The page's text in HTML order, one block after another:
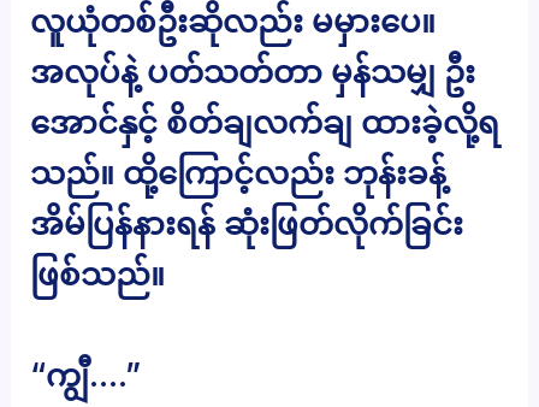
လူယုံတစ်ဦးဆိုလည်း မမှားပေ။
အလုပ်နဲ့ ပတ်သတ်တာ မှန်သမျှ ဦး
အောင်နှင့် စိတ်ချလက်ချ ထားခဲ့လို့ရ
သည်။ ထို့ကြောင့်လည်း ဘုန်းခန့်
အိမ်ပြန်နားရန် ဆုံးဖြတ်လိုက်ခြင်း
ဖြစ်သည်။
“ကျွီ….”